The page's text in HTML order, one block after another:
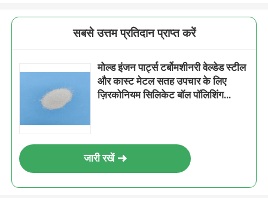
सबसे उत्तम प्रतिदान प्राप्त करें
मोल्ड इंजन पार्ट्स टर्बोमशीनरी वेल्डेड स्टील
और कास्ट मेटल सतह उपचार के लिए
ज़िरकोनियम सिलिकेट बॉल पॉलिशिंग
जारी रखें